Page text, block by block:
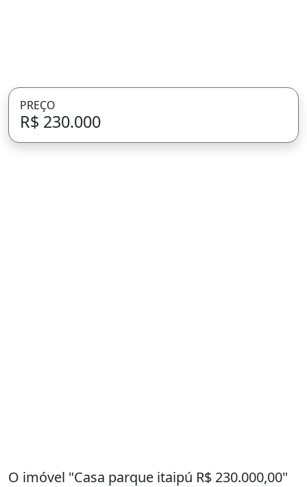
PREÇO
R$ 230.000
O imóvel "Casa parque itaipú R$ 230.000,00"